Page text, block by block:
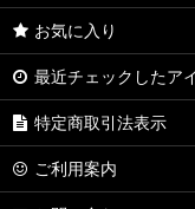
お気に入り
最近チェックしたア
特定商取引法表示
ご利用案内